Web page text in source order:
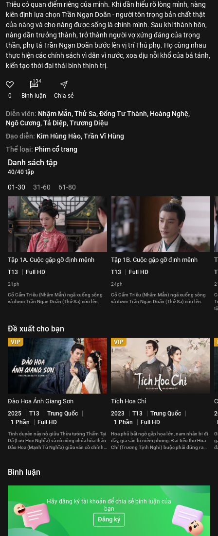
Triêu có quan điểm riêng của mình. Khi dần hiểu rõ lòng mình, nàng
kiên định lựa chọn Trần Ngạn Doãn - người tôn trọng bản chất thật
của nàng và cho nàng được sống là chính mình. Sau khi thành hôn,
nàng dần trưởng thành, trở thành người vợ xứng đáng của trọng
thần, phụ tá Trần Ngạn Doãn bước lên vị trí Thủ phụ. Họ cùng nhau
thực hiện các chính sách vì dân vì nước, xoa dịu nỗi khổ của bá tánh,
kiến tạo thời đại thái bình thịnh trị.
0
134
Bình luận Chia sẻ
Diễn viên: Nhậm Mẫn,Thử Sa,Đổng Tư Thành, Hoàng Nghệ,
Ngô Cương,Tả Diệp,Trương Diệu
Đạo diễn: Kim Hùng Hào,Trần Vĩ Hùng
Thể loại: Phim cổ trang
Danh sách tập
40/40 tập
01-30 31-60 61-80
Tập 1A. Cuộc gặp gỡ định mệnh
T13 Full HD
21ph
Cố Cẩm Triêu (Nhậm Mẫn) ngã xuống sông
và được Trần Ngạn Doãn (Thử Sa) cứu lên.
Tập 1B. Cuộc gặp gỡ định mệnh
T13 Full HD
24ph
Cố Cẩm Triêu (Nhậm Mẫn) ngã xuống sông
và được Trần Ngạn Doãn (Thử Sa) cứu lên.
Đề xuất cho bạn
VIP
Đào Hoa Ánh Giang Sơn
2025 T13
Trung Quốc
1 Phần
Full HD
Tình duyên nảy nở giữa Thừa tướng Thẩm Tại
Dã (Lưu Học Nghĩa) và cô công chúa hòa thân
Đào Hoa (Mạnh Tử Nghĩa) giữa ván cờ chính
VIP
Tích Hoa Chỉ
2023 T13
Trung Quốc
1 Phần
Full HD
Hoa phủ bất ngờ gặp họa lớn, nam nhân bị đi
đày, gia sản bị niêm phong. Đại tiểu thư Hoa
Chỉ (Trương Tịnh Nghi) buộc phải đứng ra
Bình luận
Hãy đăng ký tài khoản để chia sẻ bình luận của
bạn
Đăng ký